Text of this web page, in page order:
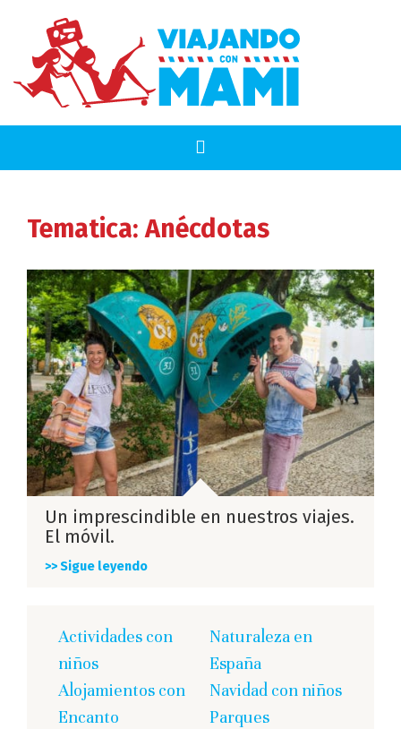
Tematica:Anécdotas
Un imprescindible en nuestros viajes.
El móvil.
>> Sigue leyendo
Actividades con
niños
Alojamientos con
Encanto
Naturaleza en
España
Navidad con niños
Parques